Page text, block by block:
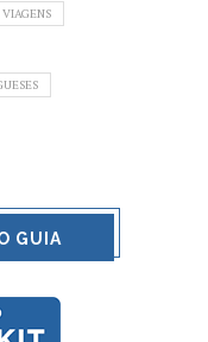
VIAGENS
GUIA